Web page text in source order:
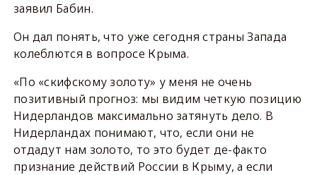
заявил Бабин.
Он дал понять, что уже сегодня страны Запада
колеблются в вопросе Крыма.
«По «скифскому золоту» у меня не очень
позитивный прогноз: мы видим четкую позицию
Нидерландов максимально затянуть дело. В
Нидерландах понимают, что, если они не
отдадут нам золото, то это будет де-факто
признание действий России в Крыму, а если